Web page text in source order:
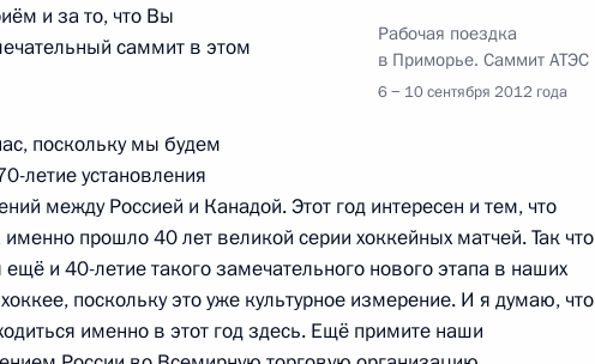
воскресенье
Рахмону с Днём независимости
принимавшими участие в работе
2
Рабочая поездка
в Приморье. Саммит АТЭС
6 − 10 сентября 2012 года
и за то, что Вы
саммит в этом
поскольку мы будем
летие установления
между Россией и Канадой. Этот год интересен и тем, что
прошло 40 лет великой серии хоккейных матчей. Так что
и 40-летие такого замечательного нового этапа в наших
поскольку это уже культурное измерение. И я думаю, что
именно в этот год здесь. Ещё примите наши